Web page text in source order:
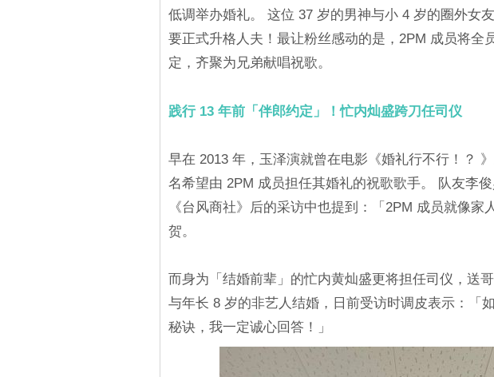
低调举办婚礼。 这位 37 岁的男神与小 4 岁的圈外女
要正式升格人夫！最让粉丝感动的是，2PM 成员将全
定，齐聚为兄弟献唱祝歌。
践行 13 年前「伴郎约定」！忙内灿盛跨刀任司仪
早在 2013 年，玉泽演就曾在电影《婚礼行不行！？
名希望由 2PM 成员担任其婚礼的祝歌歌手。 队友李
《台风商社》后的采访中也提到：「2PM 成员就像家
贺。
而身为「结婚前辈」的忙内黄灿盛更将担任司仪，送
与年长 8 岁的非艺人结婚，日前受访时调皮表示：「
秘诀，我一定诚心回答！」